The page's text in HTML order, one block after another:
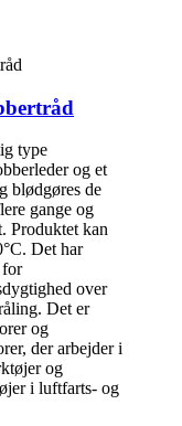
type
og et
blødgøres de
gange og
Produktet kan
Det har
for
over
Det er
og
der arbejder i
og
i luftfarts- og